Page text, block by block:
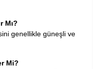
Mı?
genellikle güneşli ve
Mi?